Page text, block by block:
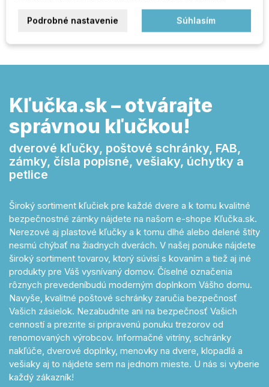
Buďte prvý kto napíše recenziu
Kľučka.sk – otvárajte
správnou kľučkou!
dverové kľučky, poštové schránky, FAB,
zámky, čísla popisné, vešiaky, úchytky a
petlice
Široký sortiment kľučiek pre každé dvere a k tomu kvalitné
bezpečnostné zámky nájdete na našom e-shope Kľučka.sk.
Nerezové aj plastové kľučky a k tomu dlhé alebo delené štíty
nesmú chýbať na žiadnych dverách. V našej ponuke nájdete
široký sortiment tovarov, ktorý súvisí s kovaním a tiež aj iné
produkty pre Váš vysnívaný domov. Číselné označenia
rôznych prevedeníbudú moderným doplnkom Vášho domu.
Navyše, kvalitné poštové schránky zaručia bezpečnosť
Vašich zásielok. Nezabudnite ani na bezpečnosť Vašich
cenností a prezrite si pripravenú ponuku trezorov od
renomovaných výrobcov. Informačné vitríny, schránky
nakľúče, dverové doplnky, menovky na dvere, klopadlá a
vešiaky aj to nájdete sem na jednom mieste. U nás si vyberie
každý zákazník!
Podrobné nastavenie Súhlasím